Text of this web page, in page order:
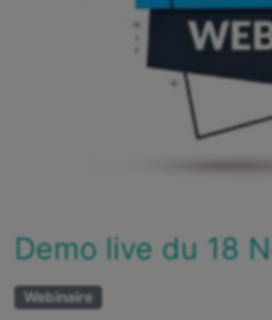
Demo live du 18
Webinaire